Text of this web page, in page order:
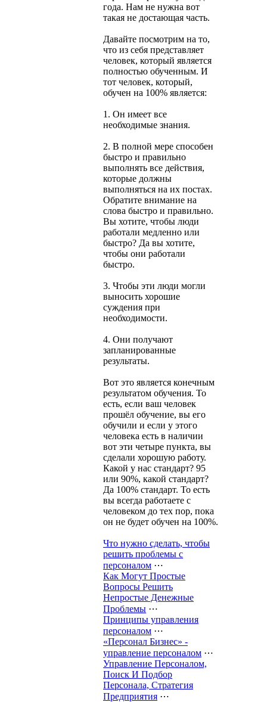
года. Нам не нужна вот
такая не достающая часть.
Давайте посмотрим на то,
что из себя представляет
человек, который является
полностью обученным. И
тот человек, который,
обучен на 100% является:
1. Он имеет все
необходимые знания.
2. В полной мере способен
быстро и правильно
выполнять все действия,
которые должны
выполняться на их постах.
Обратите внимание на
слова быстро и правильно.
Вы хотите, чтобы люди
работали медленно или
быстро? Да вы хотите,
чтобы они работали
быстро.
3. Чтобы эти люди могли
выносить хорошие
суждения при
необходимости.
4. Они получают
запланированные
результаты.
Вот это является конечным
результатом обучения. То
есть, если ваш человек
прошёл обучение, вы его
обучили и если у этого
человека есть в наличии
вот эти четыре пункта, вы
сделали хорошую работу.
Какой у нас стандарт? 95
или 90%, какой стандарт?
Да 100% стандарт. То есть
вы всегда работаете с
человеком до тех пор, пока
он не будет обучен на 100%.
Что нужно сделать, чтобы
решить проблемы с
персоналом ⋯
Как Могут Простые
Вопросы Решить
Непростые Денежные
Проблемы ⋯
Принципы управления
персоналом ⋯
«Персонал Бизнес» -
управление персоналом ⋯
Управление Персоналом,
Поиск И Подбор
Персонала, Стратегия
Предприятия ⋯